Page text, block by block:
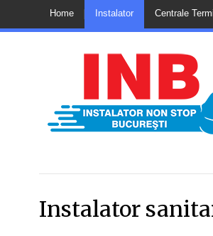
Home Instalator Centrale
Instalator